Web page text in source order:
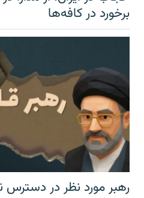
برخورد در کافه‌ها
رهبر مورد نظر در دسترس